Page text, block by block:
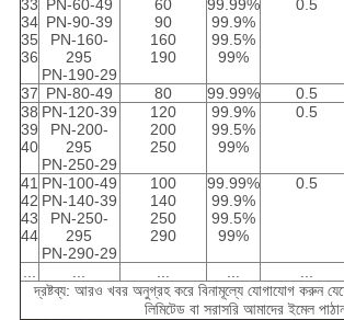
33
34
35
36
PN-60-49
PN-90-39
PN-160-
295
PN-190-29
60
90
160
190
99.99%
99.9%
99.5%
99%
0.5
37 PN-80-49 80 99.99%
0.5
38
39
40
PN-120-39
PN-200-
295
PN-250-29
120
200
250
99.9%
99.5%
99%
0.5
41
42
43
44
PN-100-49
PN-140-39
PN-250-
295
PN-290-29
100
140
250
290
99.99%
99.9%
99.5%
99%
0.5
... ... ... ... ...
দ্রষ্টব্য: আরও খবর অনুগ্রহ করে বিনামূল্যে যোগাযোগ করুন
লিমিটেড বা সরাসরি আমাদের ইমেল